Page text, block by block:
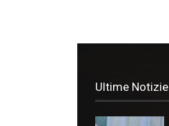
Ultime Notizie